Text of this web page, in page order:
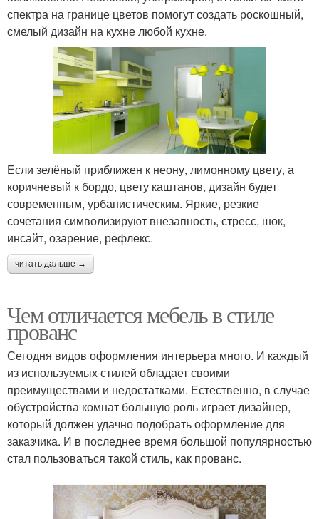
спектра на границе цветов помогут создать роскошный,
смелый дизайн на кухне любой кухне.
Если зелёный приближен к неону, лимонному цвету, а
коричневый к бордо, цвету каштанов, дизайн будет
современным, урбанистическим. Яркие, резкие
сочетания символизируют внезапность, стресс, шок,
инсайт, озарение, рефлекс.
читать дальше →
Чем отличается мебель в стиле
прованс
Сегодня видов оформления интерьера много. И каждый
из используемых стилей обладает своими
преимуществами и недостатками. Естественно, в случае
обустройства комнат большую роль играет дизайнер,
который должен удачно подобрать оформление для
заказчика. И в последнее время большой популярностью
стал пользоваться такой стиль, как прованс.